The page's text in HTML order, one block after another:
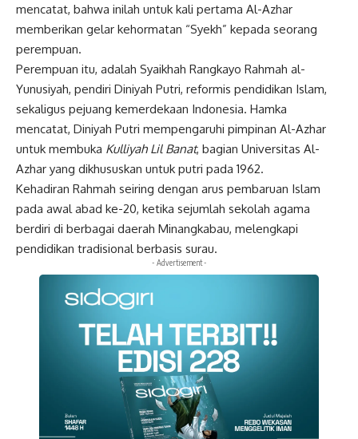
mencatat, bahwa inilah untuk kali pertama Al-Azhar
memberikan gelar kehormatan “Syekh” kepada seorang
perempuan.
Perempuan itu, adalah Syaikhah Rangkayo Rahmah al-
Yunusiyah, pendiri Diniyah Putri, reformis pendidikan Islam,
sekaligus pejuang kemerdekaan Indonesia. Hamka
mencatat, Diniyah Putri mempengaruhi pimpinan Al-Azhar
untuk membuka Kulliyah Lil Banat, bagian Universitas Al-
Azhar yang dikhususkan untuk putri pada 1962.
Kehadiran Rahmah seiring dengan arus pembaruan Islam
pada awal abad ke-20, ketika sejumlah sekolah agama
berdiri di berbagai daerah Minangkabau, melengkapi
pendidikan tradisional berbasis surau.
- Advertisement -